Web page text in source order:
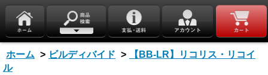
ホーム > ビルディバイド >
【BB-LR】リコリス・リコイ
ル